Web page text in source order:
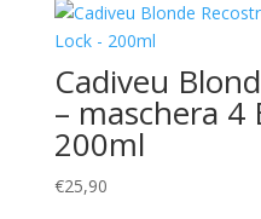
Cadiveu
– maschera 4
200ml
€25,90